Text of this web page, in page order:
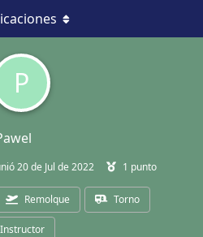
P
20 de Jul de 2022 1 punto
Remolque Torno
Instructor